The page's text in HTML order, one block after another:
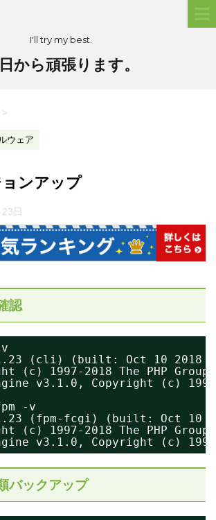
I'll try my best.
から頑張ります。
>
ウェア
ンアップ
日
認
(cli) (built: Oct 10 2018
(c) 1997-2018 The PHP Group
v3.1.0, Copyright (c)
-v
(fpm-fcgi) (built: Oct 10
(c) 1997-2018 The PHP Group
v3.1.0, Copyright (c)
バックアップ